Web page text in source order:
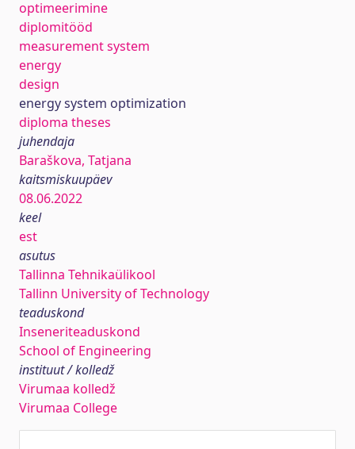
optimeerimine
diplomitööd
measurement system
energy
design
energy system optimization
diploma theses
juhendaja
Baraškova, Tatjana
kaitsmiskuupäev
08.06.2022
keel
est
asutus
Tallinna Tehnikaülikool
Tallinn University of Technology
teaduskond
Inseneriteaduskond
School of Engineering
instituut / kolledž
Virumaa kolledž
Virumaa College